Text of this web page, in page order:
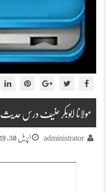
مولانا ابوبکر حنیف درس حدیث 2019-04-30
administrator اپریل 30, 2019